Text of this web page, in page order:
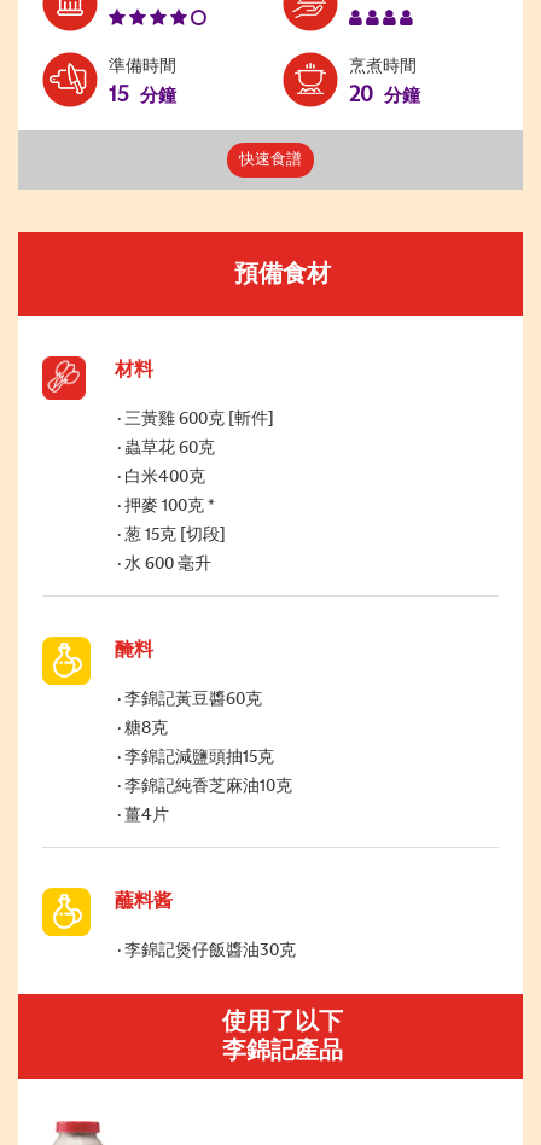
準備時間
15 分鐘
烹煮時間
20 分鐘
快速食譜
預備食材
材料
三黃雞 600克 [斬件]
蟲草花 60克
白米400克
押麥 100克 *
葱 15克 [切段]
水 600 毫升
醃料
李錦記黃豆醬60克
糖8克
李錦記減鹽頭抽15克
李錦記純香芝麻油10克
薑4片
蘸料酱
李錦記煲仔飯醬油30克
使用了以下
李錦記產品